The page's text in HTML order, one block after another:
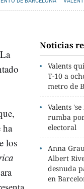
Noticias
Valents
T-10 a
metro de
Valents
rumba
electoral
Anna
Albert
desnuda
en
ha
los